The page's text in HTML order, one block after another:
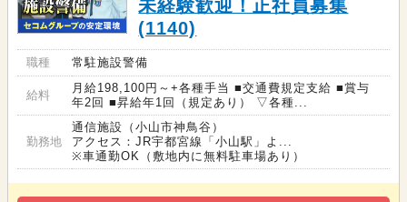
未経験歓迎！正社員募集
(1140)
職種 常駐施設警備
給料
月給198,100円～+各種手当 ■交通費規定支給 ■賞与
年2回 ■昇給年1回（規定あり） ▽各種...
勤務地
通信施設（小山市神鳥谷）
アクセス：JR宇都宮線「小山駅」よ...
※車通勤OK（敷地内に無料駐車場あり）